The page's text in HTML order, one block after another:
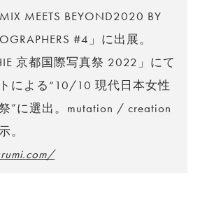
MEETS BEYOND2020 BY
#4」に出展。
京都国際写真祭 2022」にて
による“10/10 現代日本女性
”に選出。mutation / creation
。